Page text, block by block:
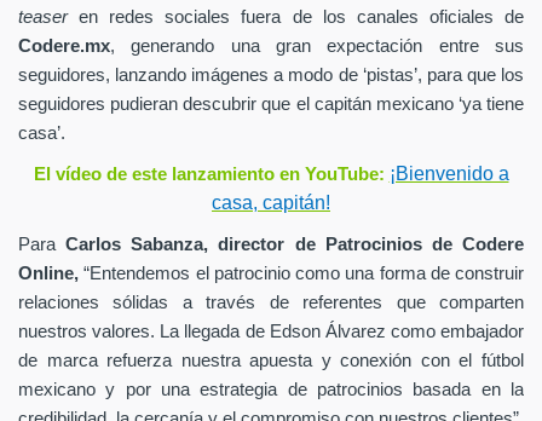
teaseren redes sociales fuera de los canales oficiales de
Codere.mx,
generando una gran expectación entre sus
seguidores, lanzando imágenes a modo de ‘pistas’, para que los
seguidores pudieran descubrir que el capitán mexicano ‘ya tiene
casa’.
El vídeo de este lanzamiento en YouTube: ¡Bienvenido a
casa, capitán!
ParaCarlos Sabanza, director de Patrocinios de Codere
Online, “Entendemos el patrocinio como una forma de construir
relaciones sólidas a través de referentes que comparten
nuestros valores. La llegada de Edson Álvarez como embajador
de marca refuerza nuestra apuesta y conexión con el fútbol
mexicano y por una estrategia de patrocinios basada en la